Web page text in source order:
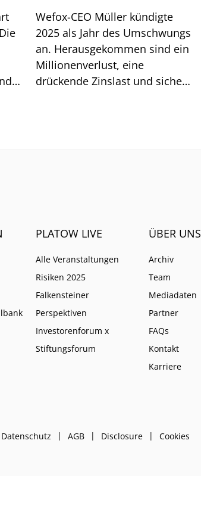
Wefox-CEO Müller kündigte
2025 als Jahr des Umschwungs
an. Herausgekommen sind ein
Millionenverlust, eine
drückende Zinslast und sicher
PLATOW LIVE
Alle Veranstaltungen
Risiken 2025
Falkensteiner
Perspektiven
Investorenforum x
Stiftungsforum
ÜBER UNS
Archiv
Team
Mediadaten
Partner
FAQs
Kontakt
Karriere
Datenschutz AGB Disclosure Cookies